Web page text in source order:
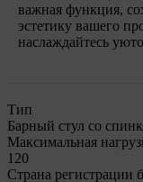
важная функция,
эстетику вашего
наслаждайтесь
Тип
Барный стул со
Максимальная
120
Страна регистрации